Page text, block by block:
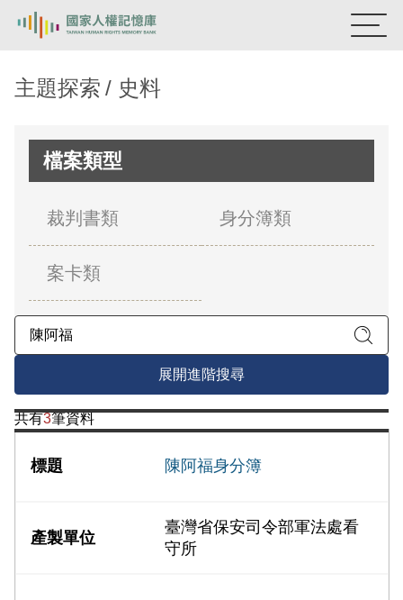
新生訓導處
關於我們
意見信箱
主題探索 史料
檔案類型
裁判書類 身分簿類
案卡類
展開進階搜尋
共有3筆資料
陳阿福身分簿
臺灣省保安司令部軍法處看
守所